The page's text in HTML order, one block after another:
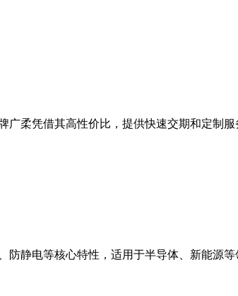
柔凭借其高性价比，提供快速交期和定制
静电等核心特性，适用于半导体、新能源